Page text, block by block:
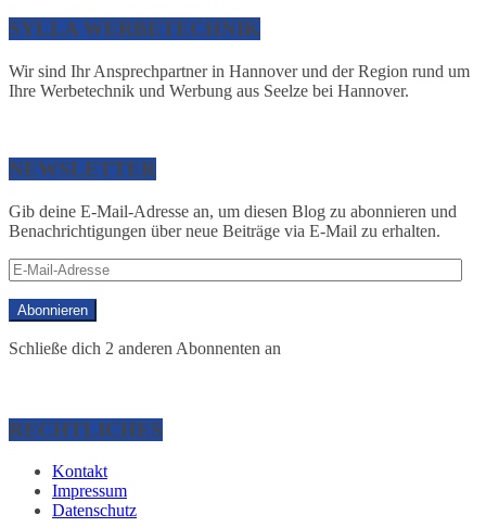
SYLLA WERBETECHNIK
Wir sind Ihr Ansprechpartner in Hannover und der Region rund um
Ihre Werbetechnik und Werbung aus Seelze bei Hannover.
NEWSLETTER
Gib deine E-Mail-Adresse an, um diesen Blog zu abonnieren und
Benachrichtigungen über neue Beiträge via E-Mail zu erhalten.
E-
Mail-
Adresse
Abonnieren
Schließe dich 2 anderen Abonnenten an
RECHTLICHES
Kontakt
Impressum
Datenschutz